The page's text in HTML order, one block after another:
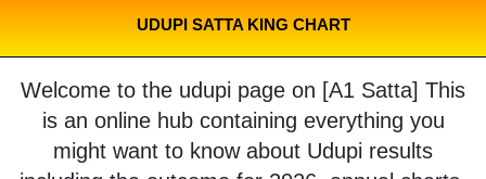
UDUPI SATTA KING CHART
Welcome to the udupi page on [A1 Satta] This
is an online hub containing everything you
might want to know about Udupi results